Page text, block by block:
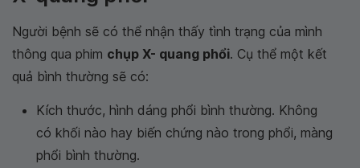
Người bệnh sẽ có thể nhận thấy tình trạng của mình
thông qua phim chụp X- quang phổi. Cụ thể một kết
quả bình thường sẽ có:
Kích thước, hình dáng phổi bình thường. Không
có khối nào hay biến chứng nào trong phổi, màng
phổi bình thường.